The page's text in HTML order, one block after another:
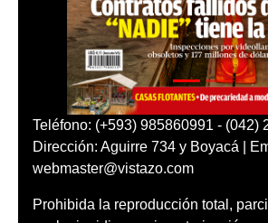
Teléfono: (+593) 985860991 - (042)
Dirección: Aguirre 734 y Boyacá |
webmaster@vistazo.com
Prohibida la reproducción total,